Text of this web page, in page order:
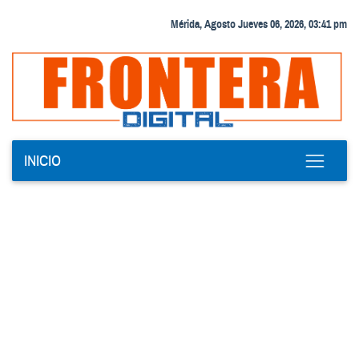
Mérida, Agosto Jueves 06, 2026, 03:41 pm
INICIO